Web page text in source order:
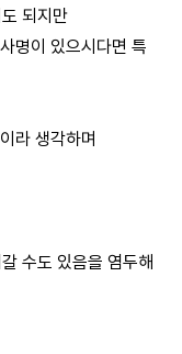
되지만
명이 있으시다면 특
라 생각하며
수도 있음을 염두해